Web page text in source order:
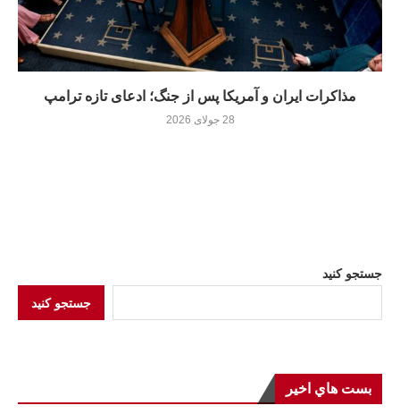
مذاکرات ایران و آمریکا پس از جنگ؛ ادعای تازه ترامپ
28 جولای 2026
جستجو کنید
جستجو کنید
بست هاي اخير